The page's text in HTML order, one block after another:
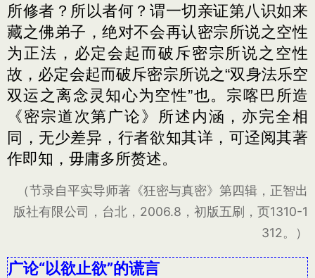
所修者？所以者何？谓一切亲证第八识如来
藏之佛弟子，绝对不会再认密宗所说之空性
为正法，必定会起而破斥密宗所说之空性
故，必定会起而破斥密宗所说之“双身法乐空
双运之离念灵知心为空性”也。宗喀巴所造
《密宗道次第广论》所述内涵，亦完全相
同，无少差异，行者欲知其详，可迳阅其著
作即知，毋庸多所赘述。
（节录自平实导师著《狂密与真密》第四辑，正智出
版社有限公司，台北，2006.8，初版五刷，页1310-1
312。）
广论“以欲止欲”的谎言